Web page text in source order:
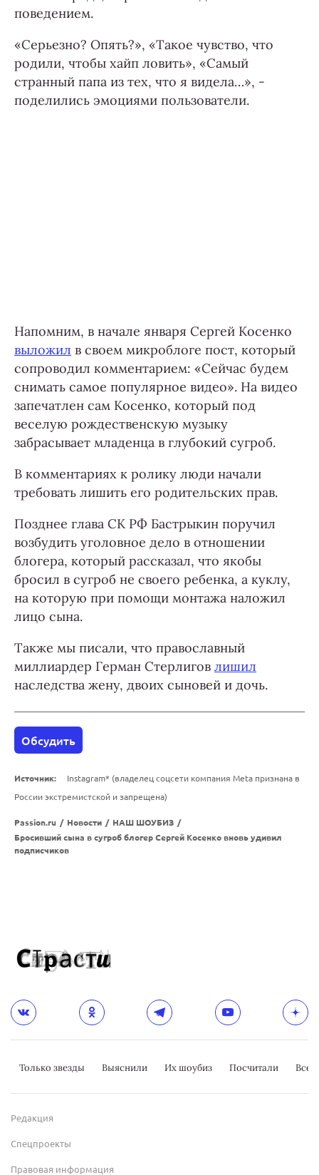
поведением.
«Серьезно? Опять?», «Такое чувство, что
родили, чтобы хайп ловить», «Самый
странный папа из тех, что я видела…», -
поделились эмоциями пользователи.
Напомним, в начале января Сергей Косенко
выложил в своем микроблоге пост, который
сопроводил комментарием: «Сейчас будем
снимать самое популярное видео». На видео
запечатлен сам Косенко, который под
веселую рождественскую музыку
забрасывает младенца в глубокий сугроб.
В комментариях к ролику люди начали
требовать лишить его родительских прав.
Позднее глава СК РФ Бастрыкин поручил
возбудить уголовное дело в отношении
блогера, который рассказал, что якобы
бросил в сугроб не своего ребенка, а куклу,
на которую при помощи монтажа наложил
лицо сына.
Также мы писали, что православный
миллиардер Герман Стерлигов лишил
наследства жену, двоих сыновей и дочь.
Обсудить
Источник:
Instagram* (владелец соцсети компания Meta признана в
России экстремистской и запрещена)
Passion.ru / Новости / НАШ ШОУБИЗ /
Бросивший сына в сугроб блогер Сергей Косенко вновь удивил
подписчиков
Только звезды Выяснили Их шоубиз Посчитали
Редакция
Спецпроекты
Правовая информация